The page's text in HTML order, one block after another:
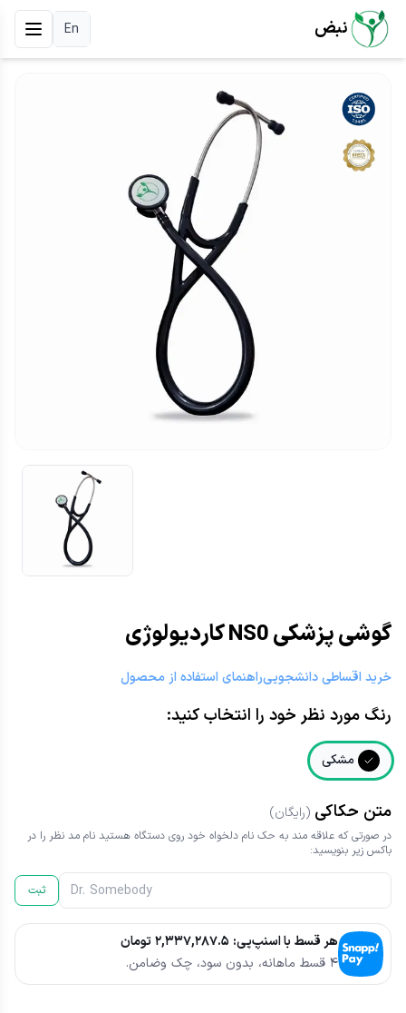
نبض En
گوشی پزشکی NS0 کاردیولوژی
خرید اقساطی دانشجوییراهنمای استفاده از محصول
رنگ مورد نظر خود را انتخاب کنید:
مشکی
متن حکاکی (رایگان)
در صورتی که علاقه مند به حک نام دلخواه خود روی دستگاه هستید نام مد نظر را در
باکس زیر بنویسید:
ثبت
هر قسط با اسنپ‌پی: ۲,۳۳۷,۲۸۷.۵ تومان
۴ قسط ماهانه، بدون سود، چک وضامن.